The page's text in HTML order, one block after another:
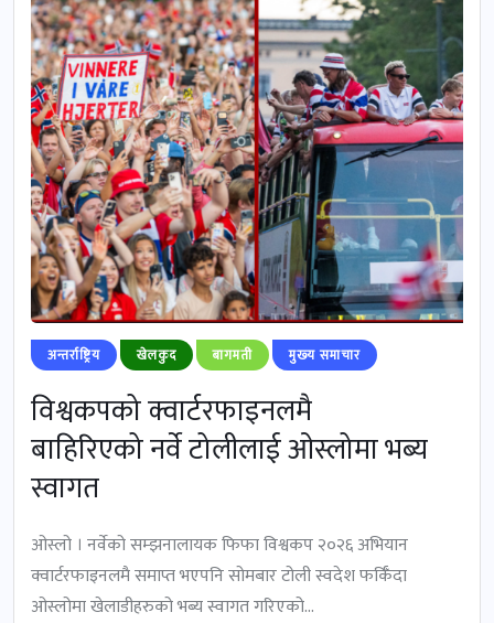
अन्तर्राष्ट्रिय खेलकुद बागमती मुख्‍य समाचार
विश्वकपको क्वार्टरफाइनलमै
बाहिरिएको नर्वे टोलीलाई ओस्लोमा भब्य
स्वागत
ओस्लो । नर्वेको सम्झनालायक फिफा विश्वकप २०२६ अभियान
क्वार्टरफाइनलमै समाप्त भएपनि सोमबार टोली स्वदेश फर्किँदा
ओस्लोमा खेलाडीहरुको भब्य स्वागत गरिएको...